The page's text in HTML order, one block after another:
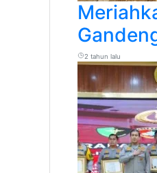
2 tahun lalu